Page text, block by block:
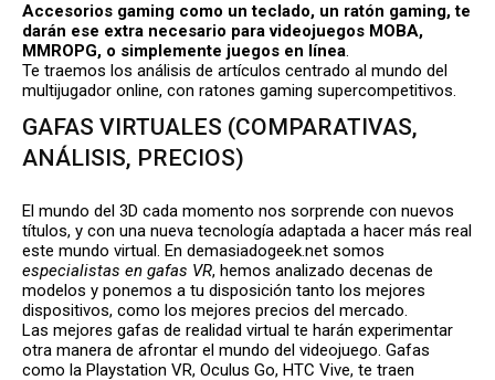
Accesorios gaming como un teclado, un ratón gaming, te
darán ese extra necesario para videojuegos MOBA,
MMROPG, o simplemente juegos en línea.
Te traemos los análisis de artículos centrado al mundo del
multijugador online, con ratones gaming supercompetitivos.
GAFAS VIRTUALES (COMPARATIVAS,
ANÁLISIS, PRECIOS)
El mundo del 3D cada momento nos sorprende con nuevos
títulos, y con una nueva tecnología adaptada a hacer más real
este mundo virtual. En demasiadogeek.net somos
especialistas en gafas VR, hemos analizado decenas de
modelos y ponemos a tu disposición tanto los mejores
dispositivos, como los mejores precios del mercado.
Las mejores gafas de realidad virtual te harán experimentar
otra manera de afrontar el mundo del videojuego. Gafas
como la Playstation VR, Oculus Go, HTC Vive, te traen